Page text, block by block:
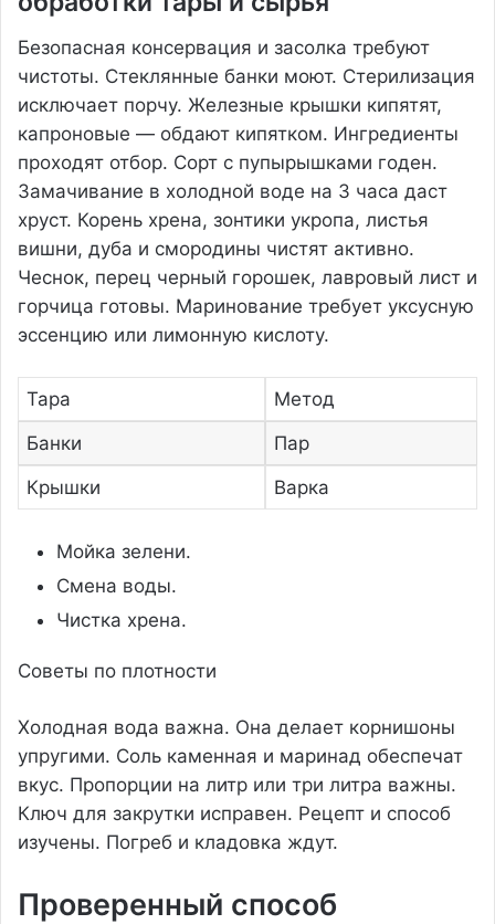
Безопасная консервация и засолка требуют
чистоты. Стеклянные банки моют. Стерилизация
исключает порчу. Железные крышки кипятят,
капроновые — обдают кипятком. Ингредиенты
проходят отбор. Сорт с пупырышками годен.
Замачивание в холодной воде на 3 часа даст
хруст. Корень хрена, зонтики укропа, листья
вишни, дуба и смородины чистят активно.
Чеснок, перец черный горошек, лавровый лист и
горчица готовы. Маринование требует уксусную
эссенцию или лимонную кислоту.
Тара
Метод
Банки
Пар
Крышки
Варка
Мойка зелени.
Смена воды.
Чистка хрена.
Советы по плотности
Холодная вода важна. Она делает корнишоны
упругими. Соль каменная и маринад обеспечат
вкус. Пропорции на литр или три литра важны.
Ключ для закрутки исправен. Рецепт и способ
изучены. Погреб и кладовка ждут.
Проверенный способ